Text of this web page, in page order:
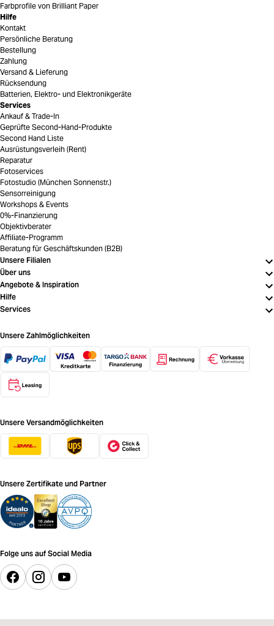
Farbprofile von Brilliant Paper
Hilfe
Kontakt
Persönliche Beratung
Bestellung
Zahlung
Versand & Lieferung
Rücksendung
Batterien, Elektro- und Elektronikgeräte
Services
Ankauf & Trade-In
Geprüfte Second-Hand-Produkte
Second Hand Liste
Ausrüstungsverleih (Rent)
Reparatur
Fotoservices
Fotostudio (München Sonnenstr.)
Sensorreinigung
Workshops & Events
0%-Finanzierung
Objektivberater
Affiliate-Programm
Beratung für Geschäftskunden (B2B)
Unsere Filialen
Über uns
Angebote & Inspiration
Hilfe
Services
Unsere Zahlmöglichkeiten
Unsere Versandmöglichkeiten
Unsere Zertifikate und Partner
Folge uns auf Social Media